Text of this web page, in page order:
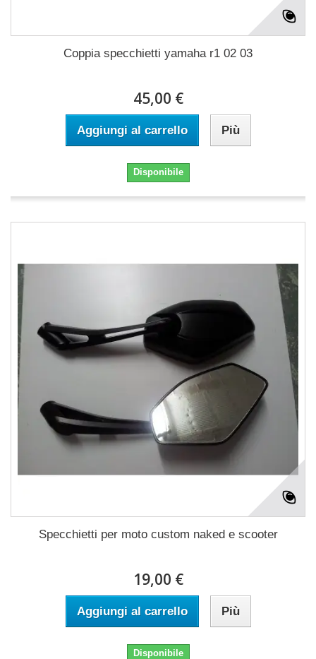
Coppia specchietti yamaha r1 02 03
45,00 €
Aggiungi al carrello Più
Disponibile
Specchietti per moto custom naked e scooter
19,00 €
Aggiungi al carrello Più
Disponibile